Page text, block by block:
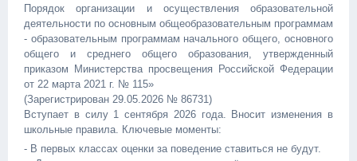
Порядок организации и осуществления образовательной
деятельности по основным общеобразовательным программам
- образовательным программам начального общего, основного
общего и среднего общего образования, утвержденный
приказом Министерства просвещения Российской Федерации
от 22 марта 2021 г. № 115»
(Зарегистрирован 29.05.2026 № 86731)
Вступает в силу 1 сентября 2026 года. Вносит изменения в
школьные правила. Ключевые моменты:
- В первых классах оценки за поведение ставиться не будут.